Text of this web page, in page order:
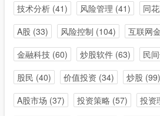
技术分析(41) 风险管理 (41) 同
A股 (33) 风险控制 (104) 互联网
金融科技(60) 炒股软件(63) 民
股民 (40) 价值投资 (34) 炒股 (99)
A股市场 (37) 投资策略 (57) 投资